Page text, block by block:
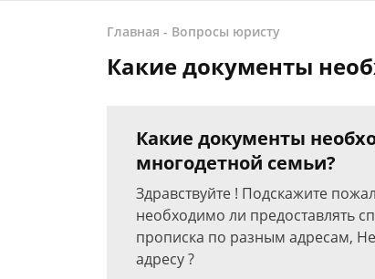
Главная - Вопросы юристу
Какие документы
Какие документы
многодетной семьи?
Здравствуйте ! Подскажите
необходимо ли предоставлять
прописка по разным адресам,
адресу ?